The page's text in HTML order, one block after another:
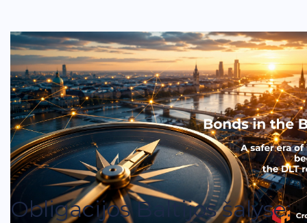
Obligacijos Baltijos šalyse: